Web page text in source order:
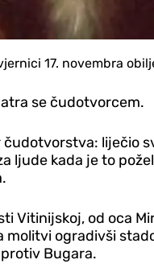
17. novembra
se čudotvorcem.
čudotvorstva: liječio
ljude kada je to
Vitinijskoj, od oca
molitvi ogradivši
Bugara.